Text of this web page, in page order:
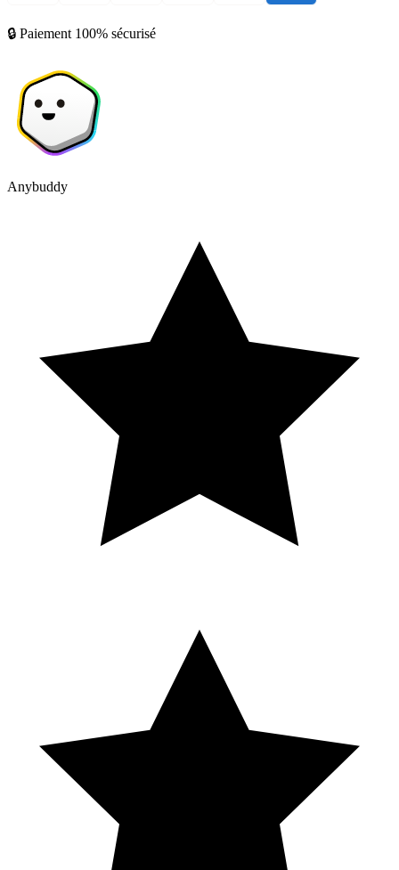
🔒 Paiement 100% sécurisé
Anybuddy